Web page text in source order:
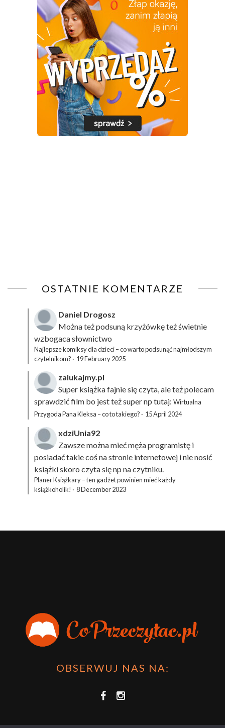
OSTATNIE KOMENTARZE
Daniel Drogosz
Można też podsuną krzyżówkęteż świetnie
wzbogaca słownictwo
Najlepsze komiksy dla dzieci – co warto podsunąć najmłodszym
czytelnikom? · 19 February 2025
zalukajmy.pl
Super książka fajnie się czyta, ale też polecam
sprawdzić film bo jest też super np tutaj: Wirtualna
Przygoda Pana Kleksa – co to takiego? · 15 April 2024
xdziUnia92
Zawsze można mieć męża programistę i
posiadać takie coś na stronie internetowej i nie nosić
książki skoro czyta się np na czytniku.
Planer Książkary – ten gadżet powinien mieć każdy
książkoholik! · 8 December 2023
OBSERWUJ NAS NA: